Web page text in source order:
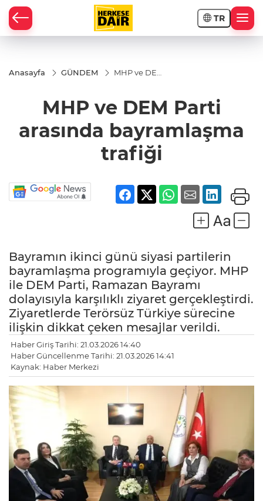
TR
Anasayfa GÜNDEM
MHP ve DEM
trafiği
MHP ve DEM Parti
arasında bayramlaşma
trafiği
Bayramın ikinci günü siyasi partilerin
bayramlaşma programıyla geçiyor. MHP
ile DEM Parti, Ramazan Bayramı
dolayısıyla karşılıklı ziyaret gerçekleştirdi.
Ziyaretlerde Terörsüz Türkiye sürecine
ilişkin dikkat çeken mesajlar verildi.
Haber Giriş Tarihi: 21.03.2026 14:40
Haber Güncellenme Tarihi: 21.03.2026 14:41
Kaynak: Haber Merkezi